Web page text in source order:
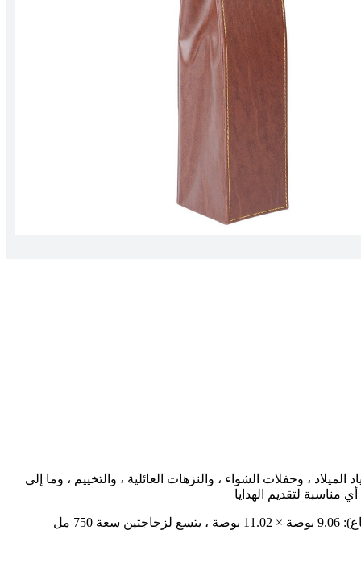
، وحفلات الشواء ، والنزهات العائلية ، والتخييم ، وما إلى
مناسبة لتقديم الهدايا
الحجم والوزن الخفيف - الحجم (العرض × الارتفاع): 9.06 بوصة × 11.02 بوصة ، يتسع لزجاجتين سعة 750 مل